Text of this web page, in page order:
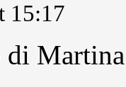
15:17
di